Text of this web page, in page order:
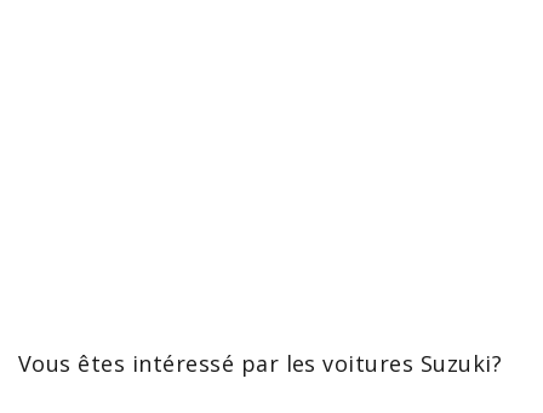
Vous êtes intéressé par les voitures Suzuki?